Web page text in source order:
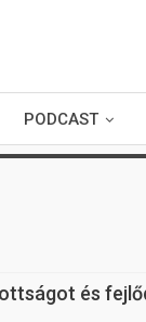
PODCAST
és